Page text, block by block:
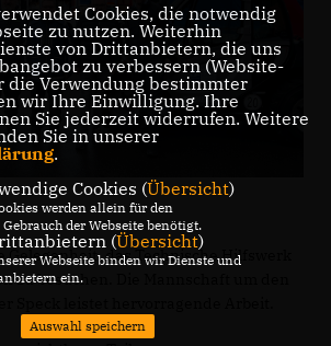
Gelegenheit, das Technische Hilfswerk
zu besuchen. Die Mannschaft um den
Cookies, die notwendig
zu nutzen. Weiterhin
von Drittanbietern, die uns
zu verbessern (Website-
die Verwendung bestimmter
wir Ihre Einwilligung. Ihre
Sie jederzeit widerrufen. Weitere
Sie in unserer
.
Cookies (Übersicht)
werden allein für den
der Webseite benötigt.
(Übersicht)
Webseite binden wir Dienste und
ein.
Auswahl speichern